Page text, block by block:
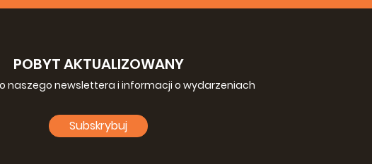
POBYT AKTUALIZOWANY
naszego newslettera i informacji o wydarzeniach
Subskrybuj